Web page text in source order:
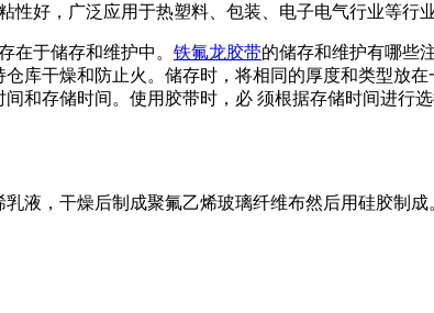
性好，广泛应用于热塑料、包装、电子电气行业等行
在于储存和维护中。 铁氟龙胶带的储存和维护有哪些
库干燥和防止火。储存时，将相同的厚度和类型放
和存储时间。使用胶带时，必 须根据存储时间进行
液，干燥后制成聚氟乙烯玻璃纤维布然后用硅胶制成